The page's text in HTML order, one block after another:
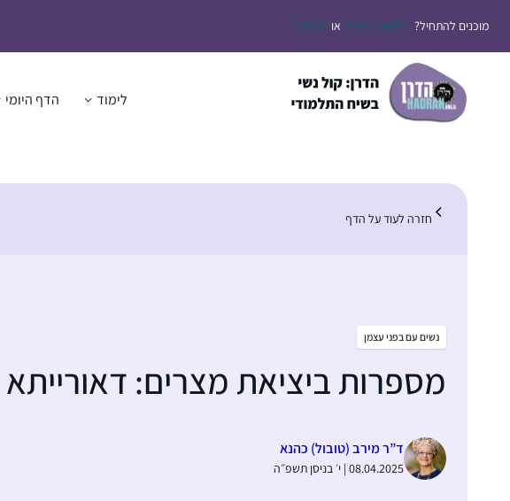
לתוכןמוכנים להתחיל? הירשמו בחינם או התחברו
לימוד הדף היומי
חזרה לעוד על הדף
נשים עם בפני עצמן
מספרות ביציאת מצרים: דאורייתא
ד”ר מירב (טובול) כהנא
08.04.2025 | י׳ בניסן תשפ״ה